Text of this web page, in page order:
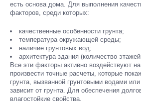
есть основа дома. Для выполнения
факторов, среди которых:
качественные особенности грунта;
температура окружающей среды;
наличие грунтовых вод;
архитектура здания (количество
Все эти факторы активно воздействуют
произвести точные расчеты, которые
грунта, вызванной грунтовыми водами
зависит от грунта. Для обеспечения
влагостойкие свойства.